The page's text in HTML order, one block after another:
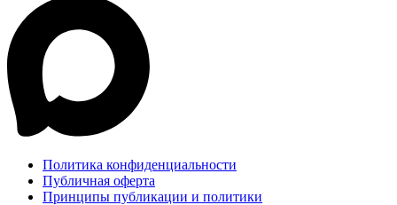
Политика конфиденциальности
Публичная оферта
Принципы публикации и политики